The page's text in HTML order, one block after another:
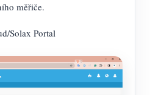
měřiče.
Solax Portal